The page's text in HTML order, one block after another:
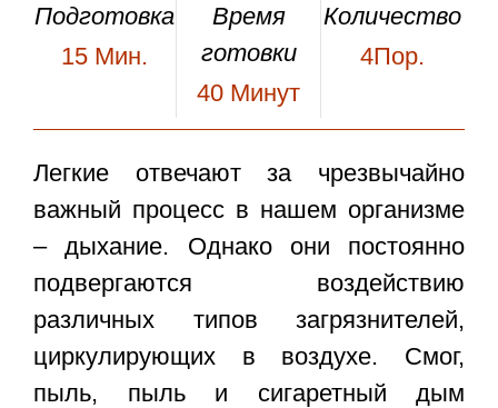
Подготовка
15 Мин.
Время
готовки
40 Минут
Количество
4Пор.
Легкие отвечают за чрезвычайно
важный процесс в нашем организме
– дыхание. Однако они постоянно
подвергаются воздействию
различных типов загрязнителей,
циркулирующих в воздухе. Смог,
пыль, пыль и сигаретный дым